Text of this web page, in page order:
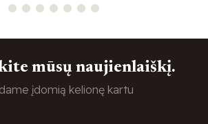
mūsų naujienlaiškį.
įdomią kelionę kartu